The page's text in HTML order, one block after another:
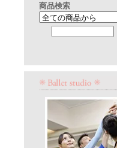
商品検索